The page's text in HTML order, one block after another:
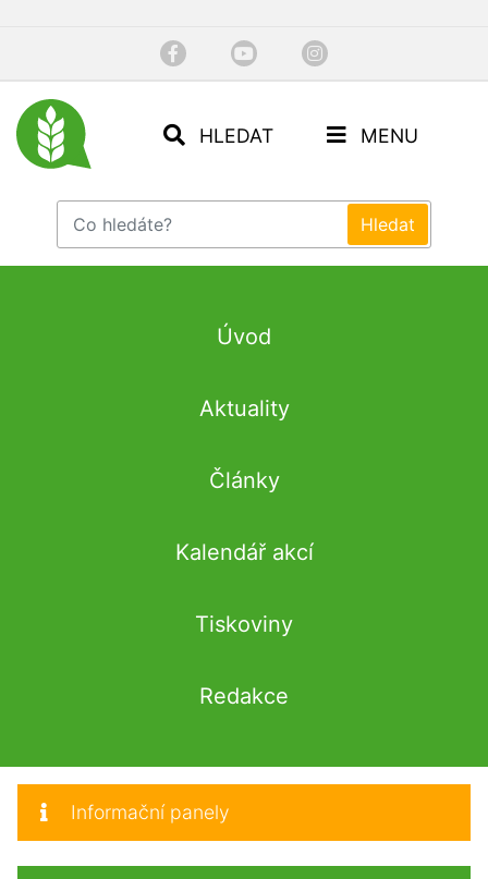
HLEDAT MENU
Úvod
Aktuality
Články
Kalendář akcí
Tiskoviny
Redakce
Informační panely